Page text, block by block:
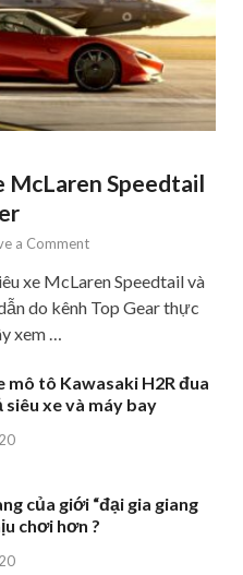
McLaren Speedtail
a Comment
xe McLaren Speedtail và
do kênh Top Gear thực
xem …
mô tô Kawasaki H2R đua
siêu xe và máy bay
của giới “đại gia giang
chơi hơn ?